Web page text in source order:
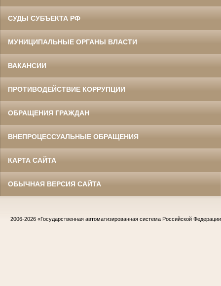
СУДЫ СУБЪЕКТА РФ
МУНИЦИПАЛЬНЫЕ ОРГАНЫ ВЛАСТИ
ВАКАНСИИ
ПРОТИВОДЕЙСТВИЕ КОРРУПЦИИ
ОБРАЩЕНИЯ ГРАЖДАН
ВНЕПРОЦЕССУАЛЬНЫЕ ОБРАЩЕНИЯ
КАРТА САЙТА
ОБЫЧНАЯ ВЕРСИЯ САЙТА
2006-2026 «Государственная автоматизированная система Российской